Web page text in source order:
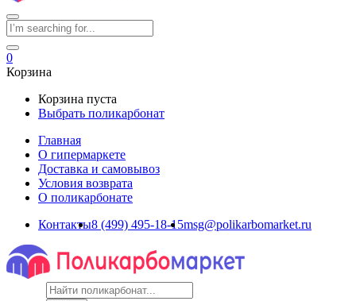
0
Корзина
Корзина пуста
Выбрать поликарбонат
Главная
О гипермаркете
Доставка и самовывоз
Условия возврата
О поликарбонате
Контакты8 (499) 495-18-15msg@polikarbomarket.ru